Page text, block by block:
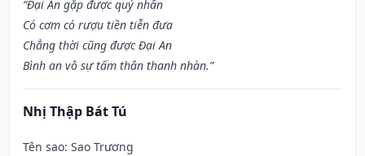
“Đại An gặp được quý nhân
Có cơm có rượu tiền tiễn đưa
Chẳng thời cũng được Đại An
Bình an vô sự tấm thân thanh nhàn.”
Nhị Thập Bát Tú
Tên sao: Sao Trương